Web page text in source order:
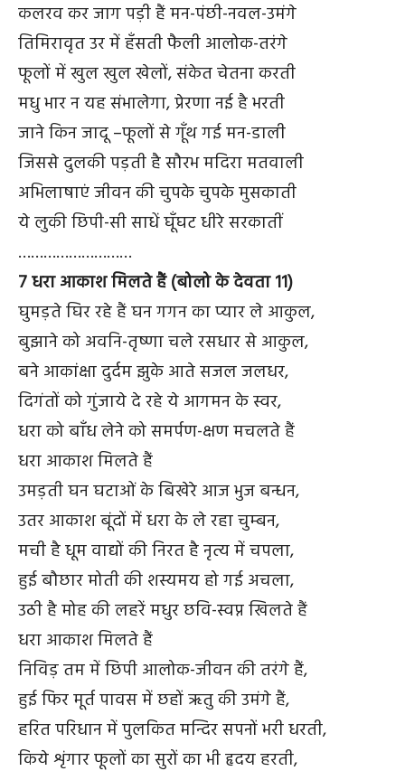
कलरव कर जाग पड़ी हैं मन-पंछी-नवल-उमंगे
तिमिरावृत उर में हँसती फैली आलोक-तरंगे
फूलों में खुल खुल खेलों, संकेत चेतना करती
मधु भार न यह संभालेगा, प्रेरणा नई है भरती
जाने किन जादू –फूलों से गूँथ गई मन-डाली
जिससे दुलकी पड़ती है सौरभ मदिरा मतवाली
अभिलाषाएं जीवन की चुपके चुपके मुसकाती
ये लुकी छिपी-सी साधें घूँघट धीरे सरकातीं
………………………
7 धरा आकाश मिलते हैं (बोलो के देवता 11)
घुमड़ते घिर रहे हैं घन गगन का प्यार ले आकुल,
बुझाने को अवनि-तृष्णा चले रसधार से आकुल,
बने आकांक्षा दुर्दम झुके आते सजल जलधर,
दिगंतों को गुंजाये दे रहे ये आगमन के स्वर,
धरा को बाँध लेने को समर्पण-क्षण मचलते हैं
धरा आकाश मिलते हैं
उमड़ती घन घटाओं के बिखेरे आज भुज बन्धन,
उतर आकाश बूंदों में धरा के ले रहा चुम्बन,
मची है धूम वाद्यों की निरत है नृत्य में चपला,
हुई बौछार मोती की शस्यमय हो गई अचला,
उठी है मोह की लहरें मधुर छवि-स्वप्न खिलते हैं
धरा आकाश मिलते हैं
निविड़ तम में छिपी आलोक-जीवन की तरंगे हैं,
हुई फिर मूर्त पावस में छहों ऋतु की उमंगे हैं,
हरित परिधान में पुलकित मन्दिर सपनों भरी धरती,
किये शृंगार फूलों का सुरों का भी हृदय हरती,